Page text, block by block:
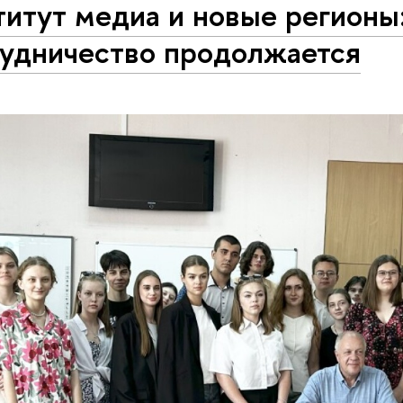
медиа и новые
продолжается